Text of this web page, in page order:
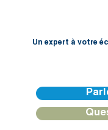
Un expert à votre